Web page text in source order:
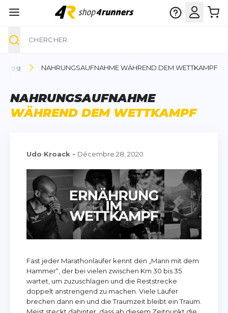
Blog NAHRUNGSAUFNAHME WÄHREND DEM WETTKAMPF
NAHRUNGSAUFNAHME
WÄHREND DEM WETTKAMPF
Udo Kroack - Décembre 28, 2020
Fast jeder Marathonläufer kennt den „Mann mit dem
Hammer“, der bei vielen zwischen Km 30 bis 35
wartet, um zuzuschlagen und die Reststrecke
doppelt anstrengend zu machen. Viele Läufer
brechen dann ein und die Traumzeit bleibt ein Traum.
Meist steckt dahinter, dass ab diesem Zeitpunkt die